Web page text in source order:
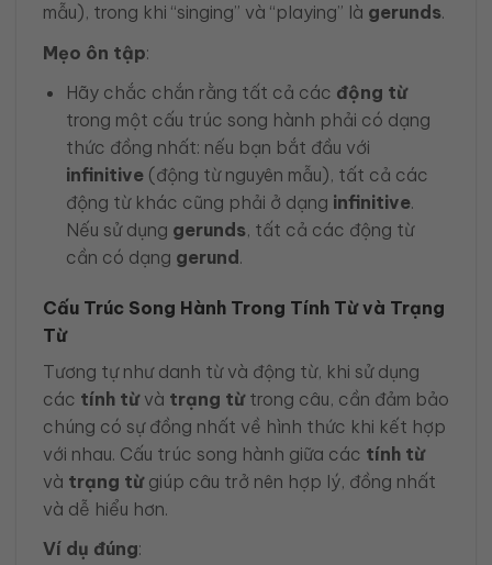
mẫu), trong khi “singing” và “playing” là gerunds.
Mẹo ôn tập:
Hãy chắc chắn rằng tất cả các động từ
trong một cấu trúc song hành phải có dạng
thức đồng nhất: nếu bạn bắt đầu với
infinitive(động từ nguyên mẫu), tất cả các
động từ khác cũng phải ở dạng infinitive.
Nếu sử dụng gerunds, tất cả các động từ
cần có dạng gerund.
Cấu Trúc Song Hành Trong Tính Từ và Trạng
Từ
Tương tự như danh từ và động từ, khi sử dụng
các tính từvà trạng từtrong câu, cần đảm bảo
chúng có sự đồng nhất về hình thức khi kết hợp
với nhau. Cấu trúc song hành giữa các tính từ
và trạng từgiúp câu trở nên hợp lý, đồng nhất
và dễ hiểu hơn.
Ví dụ đúng: